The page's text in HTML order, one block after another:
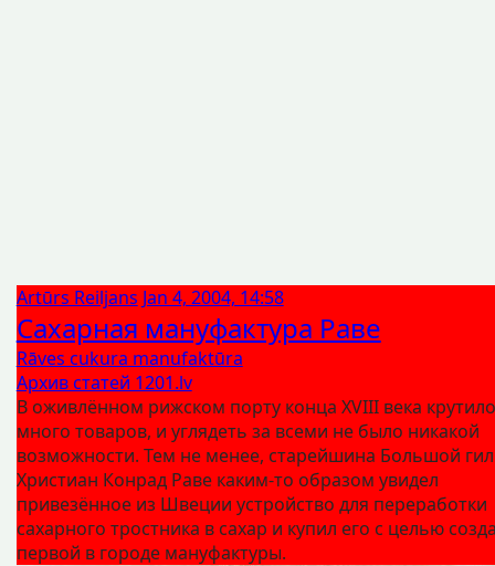
Artūrs Reiljans Jan 4, 2004, 14:58
Сахарная мануфактура Раве
Rāves cukura manufaktūra
Архив статей 1201.lv
В оживлённом рижском порту конца XVIII века
много товаров, и углядеть за всеми не было никакой
возможности. Тем не менее, старейшина Большой
Христиан Конрад Раве каким-то образом увидел
привезённое из Швеции устройство для переработки
сахарного тростника в сахар и купил его с целью
первой в городе мануфактуры.